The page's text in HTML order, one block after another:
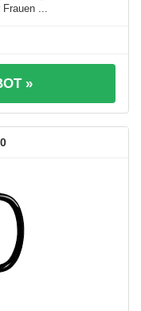
...
»